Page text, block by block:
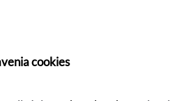
cookies